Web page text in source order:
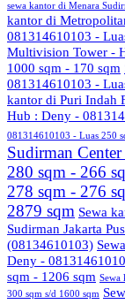
sewa kantor di Menara
kantor di
081314610103 -
Multivision Tower -
1000 sqm - 170 sqm
081314610103 -
kantor di Puri Indah
Hub : Deny -
081314610103 - Luas 250
Sudirman
280 sqm - 266
278 sqm - 276
2879 sqm Sewa
Sudirman Jakarta
(08134610103)
Deny -
sqm - 1206 sqm Sewa
300 sqm s/d 1600 sqm